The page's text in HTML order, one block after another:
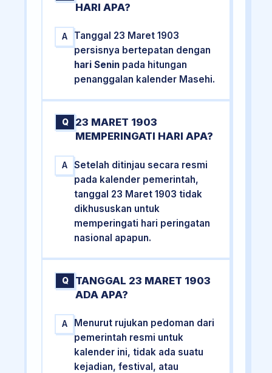
HARI APA?
A
Tanggal 23 Maret 1903
persisnya bertepatan dengan
hari Senin pada hitungan
penanggalan kalender Masehi.
Q
23 MARET 1903
MEMPERINGATI HARI APA?
A
Setelah ditinjau secara resmi
pada kalender pemerintah,
tanggal 23 Maret 1903 tidak
dikhususkan untuk
memperingati hari peringatan
nasional apapun.
Q
TANGGAL 23 MARET 1903
ADA APA?
A
Menurut rujukan pedoman dari
pemerintah resmi untuk
kalender ini, tidak ada suatu
kejadian, festival, atau